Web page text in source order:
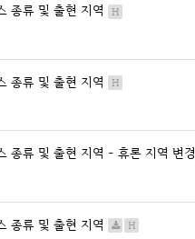
종류 및 출현 지역 H
종류 및 출현 지역 H
종류 및 출현 지역 - 휴론 지역 변경
종류 및 출현 지역 H